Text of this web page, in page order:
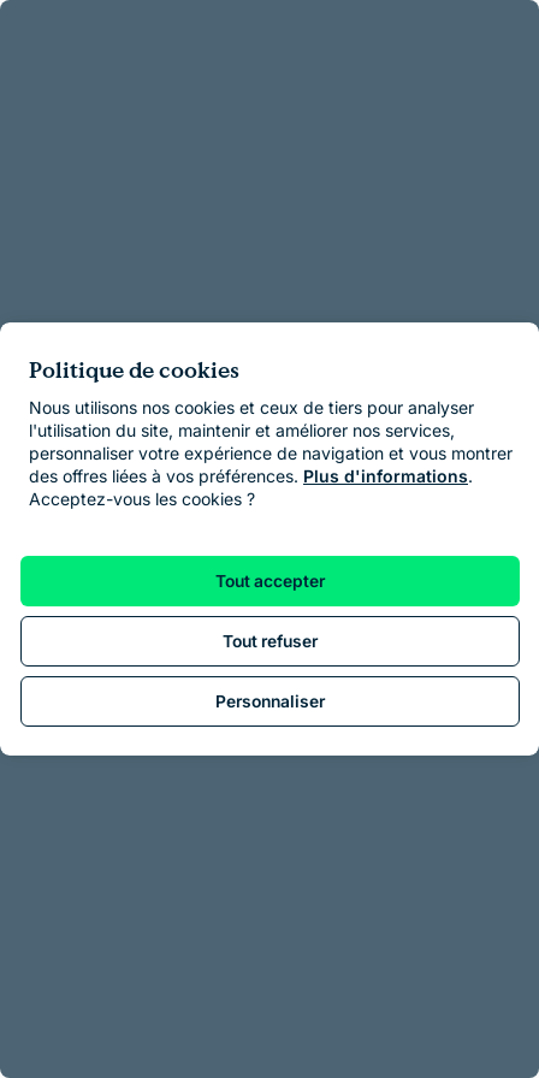
Politique de cookies
Nous utilisons nos cookies et ceux de tiers pour analyser
l'utilisation du site, maintenir et améliorer nos services,
personnaliser votre expérience de navigation et vous montrer
des offres liées à vos préférences. Plus d'informations.
Acceptez-vous les cookies ?
Personnaliser
Tout refuser
Tout accepter